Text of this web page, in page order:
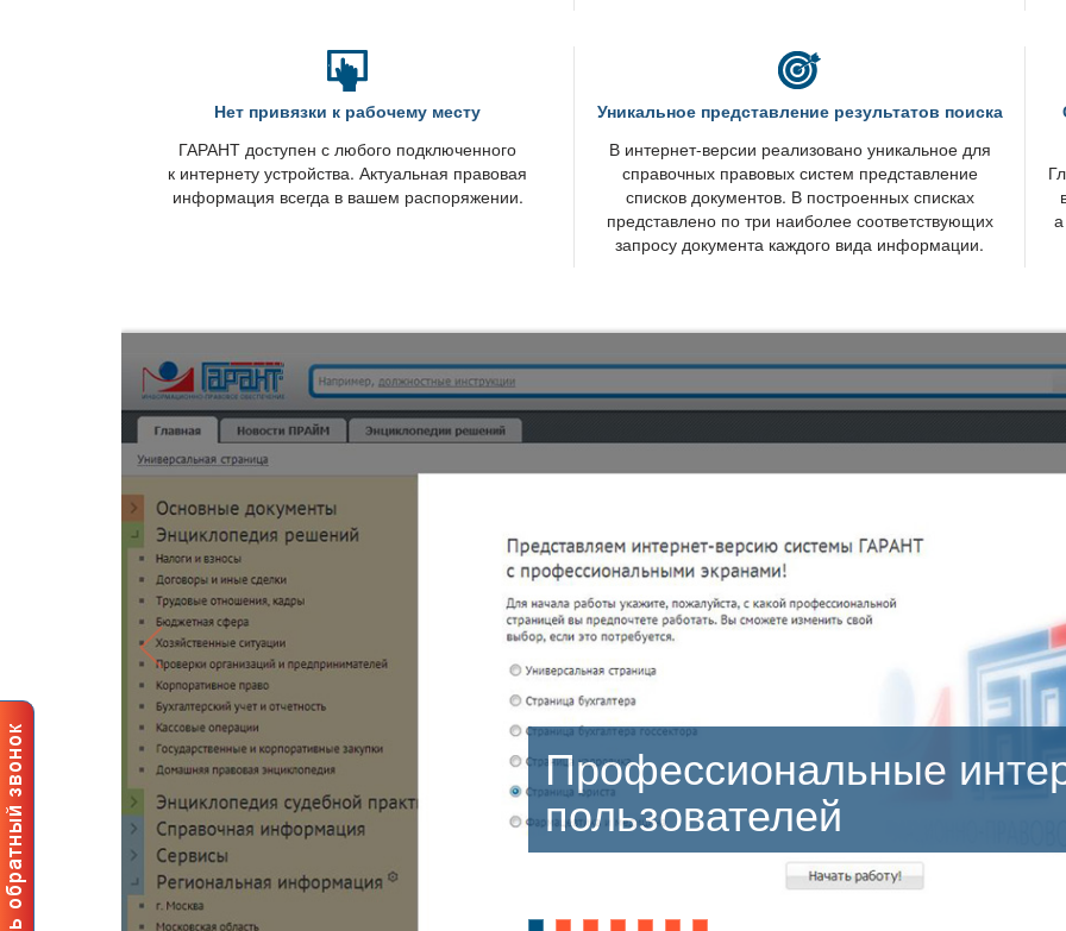
Нет привязки к рабочему месту
ГАРАНТ доступен с любого подключенного
к интернету устройства. Актуальная правовая
информация всегда в вашем распоряжении.
Уникальное представление результатов поиска
интернет-версии реализовано уникальное для
справочных правовых систем представление
списков документов. В построенных списках
представлено по три наиболее соответствующих
запросу документа каждого вида информации.
Профессиональные
пользователей